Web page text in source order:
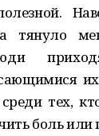
тянуло
тех,
боль